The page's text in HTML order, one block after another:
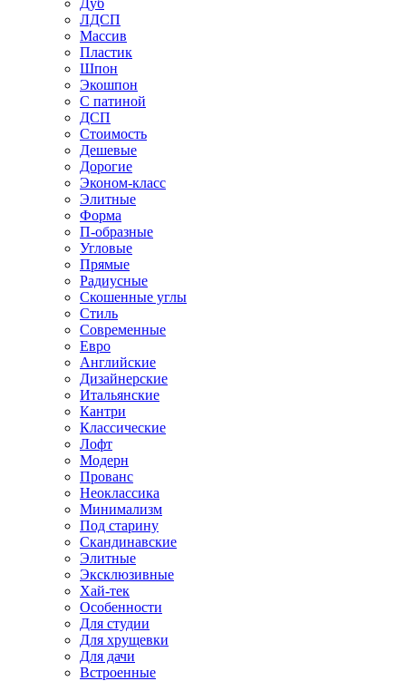
Дуб
ЛДСП
Массив
Пластик
Шпон
Экошпон
С патиной
ДСП
Стоимость
Дешевые
Дорогие
Эконом-класс
Элитные
Форма
П-образные
Угловые
Прямые
Радиусные
Скошенные углы
Стиль
Современные
Евро
Английские
Дизайнерские
Итальянские
Кантри
Классические
Лофт
Модерн
Прованс
Неоклассика
Минимализм
Под старину
Скандинавские
Элитные
Эксклюзивные
Хай-тек
Особенности
Для студии
Для хрущевки
Для дачи
Встроенные